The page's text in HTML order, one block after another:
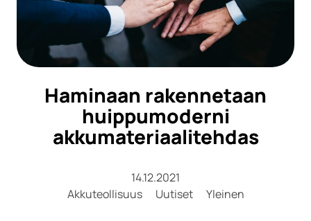
Haminaan rakennetaan
huippumoderni
akkumateriaalitehdas
14.12.2021
Akkuteollisuus
Uutiset Yleinen